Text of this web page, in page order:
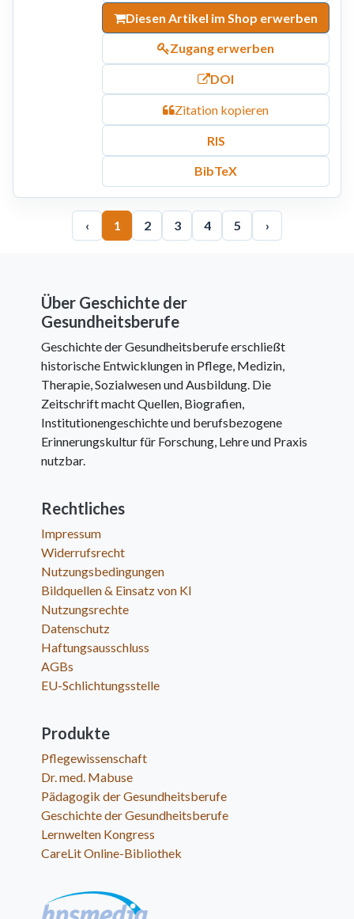
Diesen Artikel im Shop erwerben
Zugang erwerben
DOI
Zitation kopieren
RIS
BibTeX
‹ 1 2 3 4 5 ›
Über Geschichte der
Gesundheitsberufe
Geschichte der Gesundheitsberufe erschließt
historische Entwicklungen in Pflege, Medizin,
Therapie, Sozialwesen und Ausbildung. Die
Zeitschrift macht Quellen, Biografien,
Institutionengeschichte und berufsbezogene
Erinnerungskultur für Forschung, Lehre und Praxis
nutzbar.
Rechtliches
Impressum
Widerrufsrecht
Nutzungsbedingungen
Bildquellen & Einsatz von KI
Nutzungsrechte
Datenschutz
Haftungsausschluss
AGBs
EU-Schlichtungsstelle
Produkte
Pflegewissenschaft
Dr. med. Mabuse
Pädagogik der Gesundheitsberufe
Geschichte der Gesundheitsberufe
Lernwelten Kongress
CareLit Online-Bibliothek